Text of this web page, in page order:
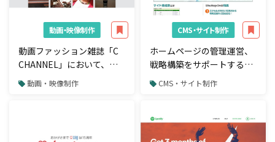
動画・映像制作
動画ファッション雑誌「C
CHANNEL」において、新
たに海外5拠点からの動画
動画・映像制作
CMS・サイト制作
ホームページの管理運営、
戦略構築をサポートする新
ASPツール「Site Map
CMS・サイト制作